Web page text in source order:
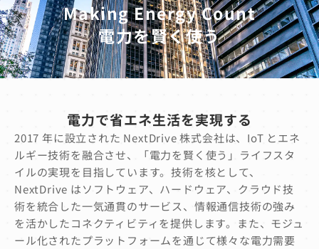
Making Energy Count
電力を賢く使う
電力で省エネ生活を実現する
2017 年に設立された NextDrive 株式会社は、IoT とエネ
ルギー技術を融合させ、「電力を賢く使う」ライフスタ
イルの実現を目指しています。技術を核として、
NextDrive はソフトウェア、ハードウェア、クラウド技
術を統合した一気通貫のサービス、情報通信技術の強み
を活かしたコネクティビティを提供します。また、モジュ
ール化されたプラットフォームを通じて様々な電力需要